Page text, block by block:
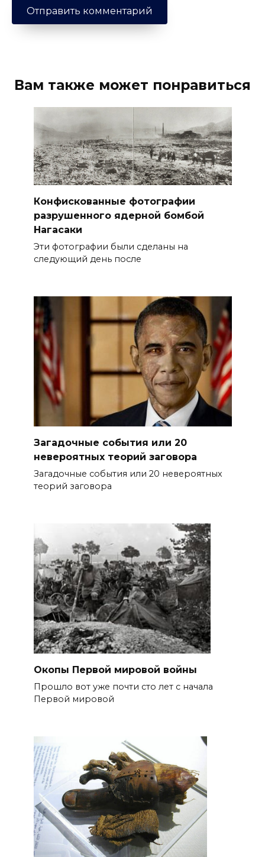
Вам также может понравиться
Конфискованные фотографии
разрушенного ядерной бомбой
Нагасаки
Эти фотографии были сделаны на
следующий день после
Загадочные события или 20
невероятных теорий заговора
Загадочные события или 20 невероятных
теорий заговора
Окопы Первой мировой войны
Прошло вот уже почти сто лет с начала
Первой мировой